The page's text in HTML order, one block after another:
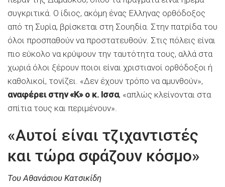
συγκριτικά. Ο ίδιος, ακόμη ένας Ελληνας ορθόδοξος
από τη Συρία, βρίσκεται στη Σουηδία. Στην πατρίδα του
όλοι προσπαθούν να προστατευθούν. Στις πόλεις είναι
πιο εύκολο να κρύψουν την ταυτότητα τους, αλλά στα
χωριά όλοι ξέρουν ποιοι είναι χριστιανοί ορθόδοξοι ή
καθολικοί, τονίζει. «Δεν έχουν τρόπο να αμυνθούν»,
αναφέρει στην «Κ» ο κ. Ισσα, «απλώς κλείνονται στα
σπίτια τους και περιμένουν».
«Αυτοί είναι τζιχαντιστές
και τώρα σφάζουν κόσμο»
Του Αθανάσιου Κατσικίδη